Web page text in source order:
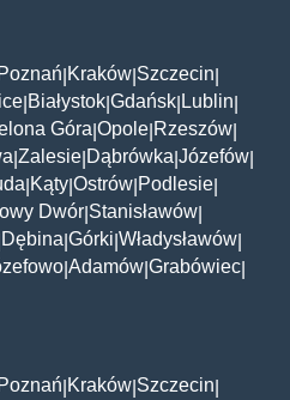
Poznań Kraków Szczecin
Białystok Gdańsk Lublin
Góra Opole Rzeszów
Zalesie Dąbrówka Józefów
Kąty Ostrów Podlesie
Dwór Stanisławów
Dębina Górki Władysławów
Adamów Grabówiec
Poznań Kraków Szczecin